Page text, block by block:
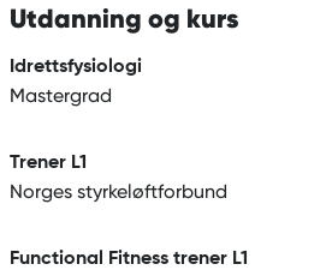
Utdanning og kurs
Idrettsfysiologi
Mastergrad
Trener L1
Norges styrkeløftforbund
Functional Fitness trener L1